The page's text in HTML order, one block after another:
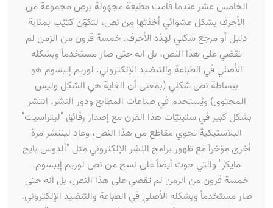
الخامس عشر عندما قامت مطبعة مجهولة برص مجموعة من
الأحرف بشكل عشوائي أخذتها من نص، لتكوّن كتيّب بمثابة
دليل أو مرجع شكلي لهذه الأحرف. خمسة قرون من الزمن لم
تقضي على هذا النص، بل انه حتى صار مستخدماً وبشكله
الأصلي في الطباعة والتنضيد الإلكتروني. لوريم إيبسوم هو
ببساطة نص شكلي (بمعنى أن الغاية هي الشكل وليس
المحتوى) ويُستخدم في صناعات المطابع ودور النشر. انتشر
بشكل كبير في ستينيّات هذا القرن مع إصدار رقائق "ليتراسيت"
البلاستيكية تحوي مقاطع من هذا النص، وعاد لينتشر مرة
أخرى مؤخراَ مع ظهور برامج النشر الإلكتروني مثل "ألدوس بايج
مايكر" والتي حوت أيضاً على نسخ من نص لوريم إيبسوم.
خمسة قرون من الزمن لم تقضي على هذا النص، بل انه حتى
صار مستخدماً وبشكله الأصلي في الطباعة والتنضيد الإلكتروني.